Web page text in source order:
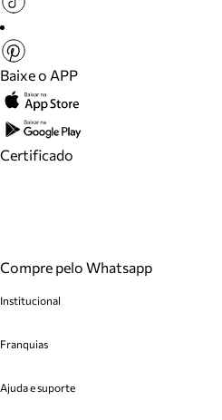
Baixe o APP
Certificado
Compre pelo Whatsapp
Institucional
Cashback
Venda Corporativa
Franquias
Plano de Negócio
Ajuda e suporte